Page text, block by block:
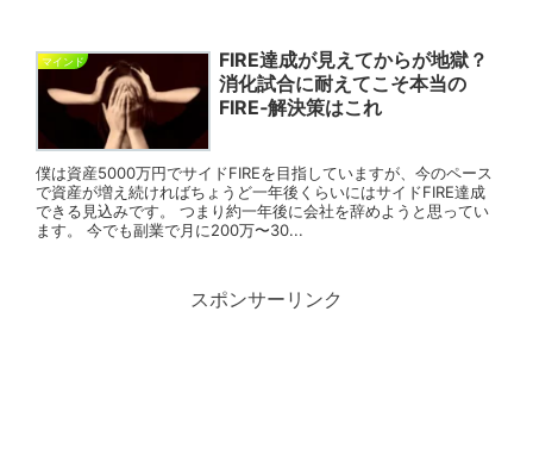
マインド
FIRE達成が見えてからが地獄？
消化試合に耐えてこそ本当の
FIRE‐解決策はこれ
僕は資産5000万円でサイドFIREを目指していますが、今のペース
で資産が増え続ければちょうど一年後くらいにはサイドFIRE達成
できる見込みです。 つまり約一年後に会社を辞めようと思ってい
ます。 今でも副業で月に200万〜30...
スポンサーリンク